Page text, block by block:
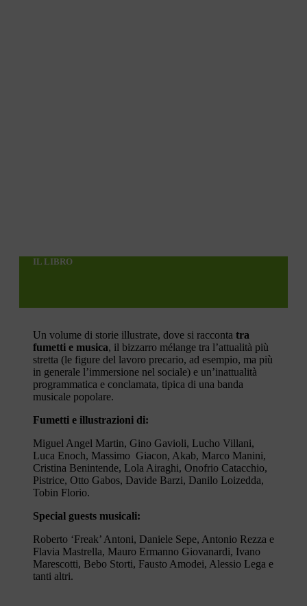
IL LIBRO
Un volume di storie illustrate, dove si racconta tra
fumetti e musica, il bizzarro mélange tra l’attualità più
stretta (le figure del lavoro precario, ad esempio, ma più
in generale l’immersione nel sociale) e un’inattualità
programmatica e conclamata, tipica di una banda
musicale popolare.
Fumetti e illustrazioni di:
Miguel Angel Martin, Gino Gavioli, Lucho Villani,
Luca Enoch, Massimo Giacon, Akab, Marco Manini,
Cristina Benintende, Lola Airaghi, Onofrio Catacchio,
Pistrice, Otto Gabos, Davide Barzi, Danilo Loizedda,
Tobin Florio.
Special guests musicali:
Roberto ‘Freak’ Antoni, Daniele Sepe, Antonio Rezza e
Flavia Mastrella, Mauro Ermanno Giovanardi, Ivano
Marescotti, Bebo Storti, Fausto Amodei, Alessio Lega e
tanti altri.